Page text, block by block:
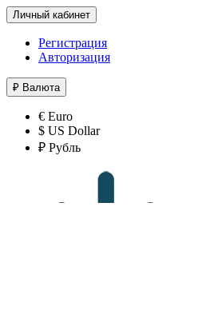
Личный кабинет
Регистрация
Авторизация
₽ Валюта
€ Euro
$ US Dollar
₽ Рубль